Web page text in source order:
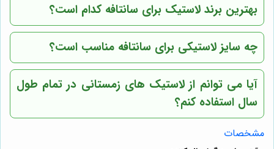
بهترین برند لاستیک برای سانتافه کدام است؟
چه سایز لاستیکی برای سانتافه مناسب است؟
آیا می توانم از لاستیک های زمستانی در تمام طول
سال استفاده کنم؟
مشخصات